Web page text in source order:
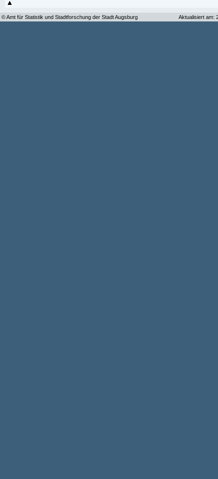
© Amt für Statistik und Stadtforschung der Stadt Augsburg Aktualisiert am: